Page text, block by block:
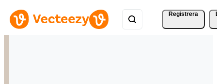
Registrera